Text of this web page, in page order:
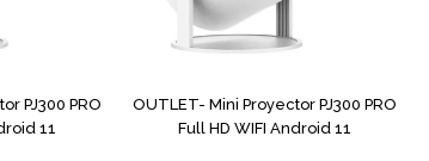
PJ300 PRO
11
OUTLET- Mini Proyector PJ300 PRO
Full HD WIFI Android 11